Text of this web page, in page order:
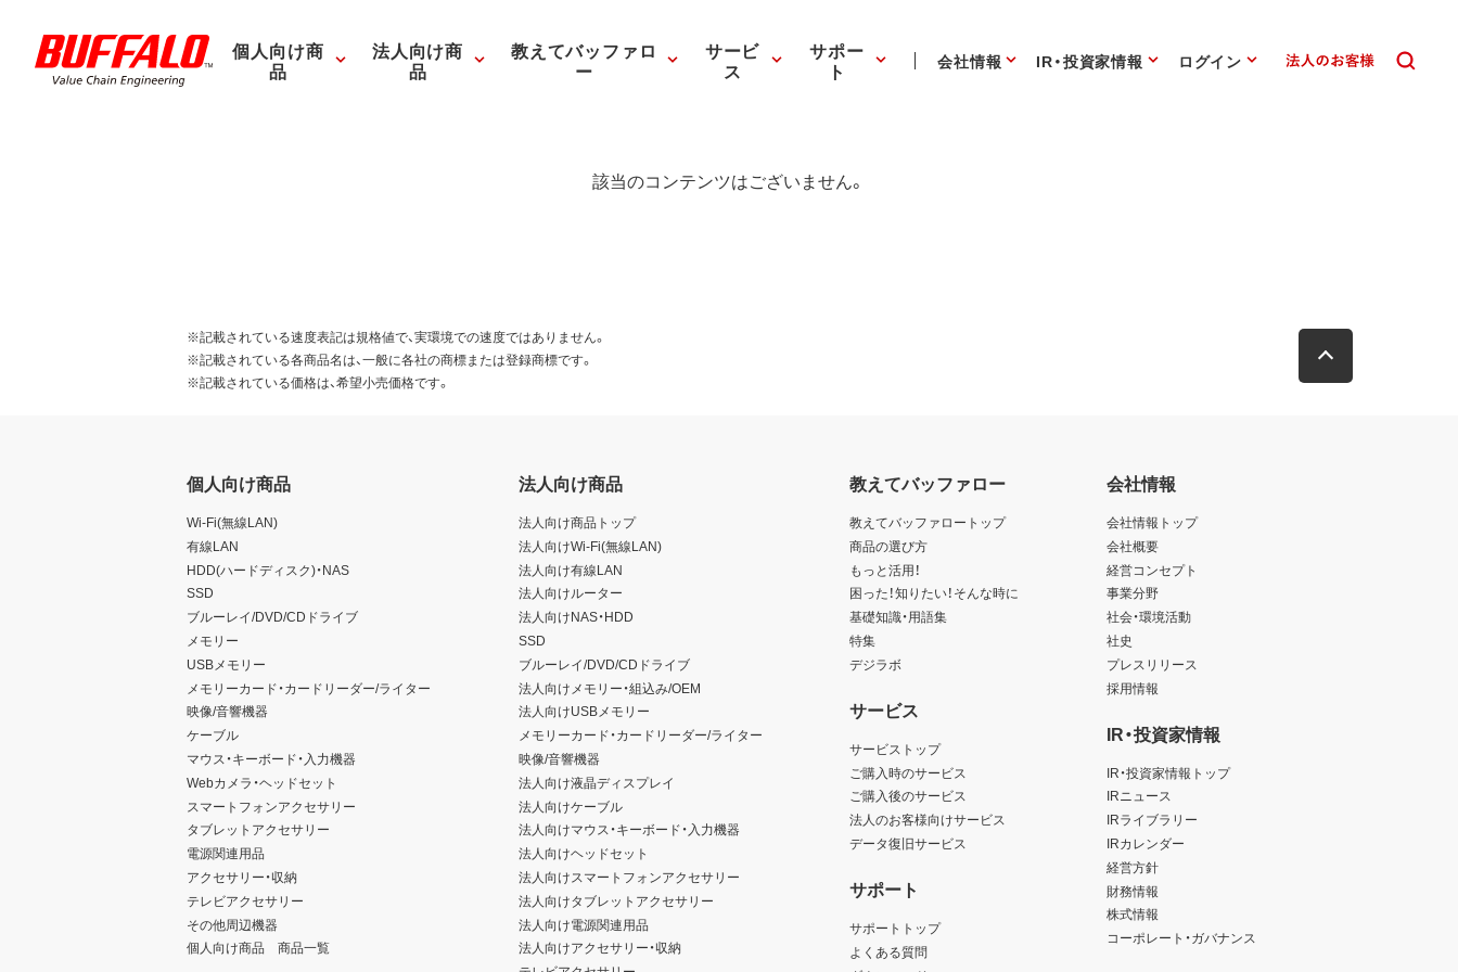
個人向け商
品
法人向け商
品
教えてバッファロ
ー
サービ
ス
サポー
ト 会社情報 IR・投資家情報 ログイン
該当のコンテンツはございません。
※記載されている速度表記は規格値で、実環境での速度ではありません。
※記載されている各商品名は、一般に各社の商標または登録商標です。
※記載されている価格は、希望小売価格です。
個人向け商品
Wi-Fi(無線LAN)
有線LAN
HDD(ハードディスク)・NAS
SSD
ブルーレイ/DVD/CDドライブ
メモリー
USBメモリー
メモリーカード・カードリーダー/ライター
映像/音響機器
ケーブル
マウス・キーボード・入力機器
Webカメラ・ヘッドセット
スマートフォンアクセサリー
タブレットアクセサリー
電源関連用品
アクセサリー・収納
テレビアクセサリー
その他周辺機器
個人向け商品 商品一覧
法人向け商品
法人向け商品トップ
法人向けWi-Fi(無線LAN)
法人向け有線LAN
法人向けルーター
法人向けNAS・HDD
SSD
ブルーレイ/DVD/CDドライブ
法人向けメモリー・組込み/OEM
法人向けUSBメモリー
メモリーカード・カードリーダー/ライター
映像/音響機器
法人向け液晶ディスプレイ
法人向けケーブル
法人向けマウス・キーボード・入力機器
法人向けヘッドセット
法人向けスマートフォンアクセサリー
法人向けタブレットアクセサリー
法人向け電源関連用品
法人向けアクセサリー・収納
教えてバッファロー
教えてバッファロートップ
商品の選び方
もっと活用！
困った！知りたい！そんな時に
基礎知識・用語集
特集
デジラボ
サービス
サービストップ
ご購入時のサービス
ご購入後のサービス
法人のお客様向けサービス
データ復旧サービス
サポート
サポートトップ
よくある質問
会社情報
会社情報トップ
会社概要
経営コンセプト
事業分野
社会・環境活動
社史
プレスリリース
採用情報
IR・投資家情報
IR・投資家情報トップ
IRニュース
IRライブラリー
IRカレンダー
経営方針
財務情報
株式情報
コーポレート・ガバナンス